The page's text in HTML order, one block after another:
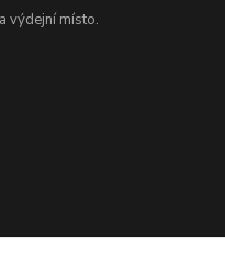
výdejní místo.